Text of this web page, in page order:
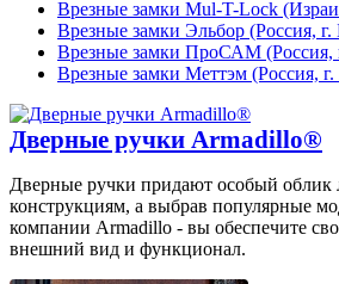
Врезные замки Mul-T-Lock
Врезные замки Эльбор (Россия,
Врезные замки ПроСАМ (Россия,
Врезные замки Меттэм (Россия,
Дверные ручки Armadillo®
Дверные ручки придают особый
конструкциям, а выбрав популярные
компании Armadillo - вы обеспечите
внешний вид и функционал.